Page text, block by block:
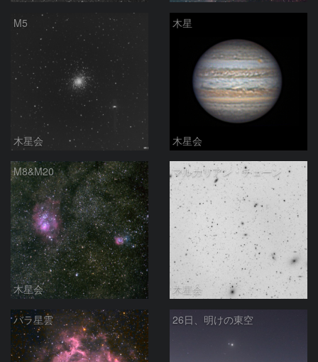
M5
木星会
木星
木星会
M8&M20
木星会
マルカリアン・チェーン
木星会
バラ星雲 26日、明けの東空